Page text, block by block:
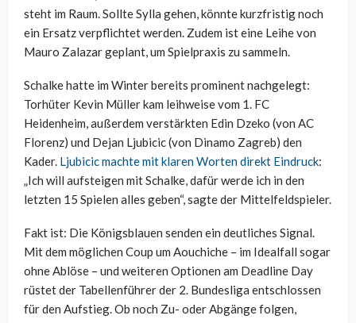
steht im Raum. Sollte Sylla gehen, könnte kurzfristig noch
ein Ersatz verpflichtet werden. Zudem ist eine Leihe von
Mauro Zalazar geplant, um Spielpraxis zu sammeln.
Schalke hatte im Winter bereits prominent nachgelegt:
Torhüter Kevin Müller kam leihweise vom 1. FC
Heidenheim, außerdem verstärkten Edin Dzeko (von AC
Florenz) und Dejan Ljubicic (von Dinamo Zagreb) den
Kader. Ljubicic machte mit klaren Worten direkt Eindruck:
„Ich will aufsteigen mit Schalke, dafür werde ich in den
letzten 15 Spielen alles geben“, sagte der Mittelfeldspieler.
Fakt ist: Die Königsblauen senden ein deutliches Signal.
Mit dem möglichen Coup um Aouchiche – im Idealfall sogar
ohne Ablöse – und weiteren Optionen am Deadline Day
rüstet der Tabellenführer der 2. Bundesliga entschlossen
für den Aufstieg. Ob noch Zu- oder Abgänge folgen,